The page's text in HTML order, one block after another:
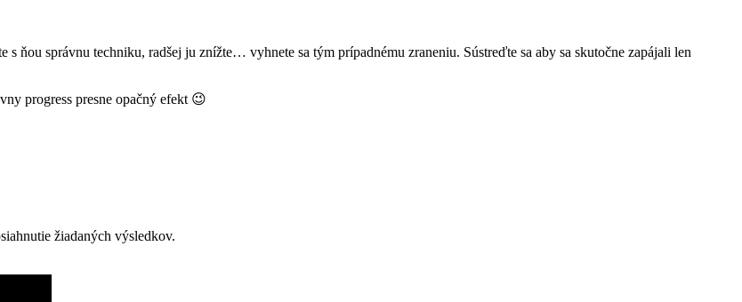
ňou správnu techniku, radšej ju znížte… vyhnete sa tým prípadnému zraneniu. Sústreďte sa aby sa skutočne zapájali len
progress presne opačný efekt 😉
žiadaných výsledkov.